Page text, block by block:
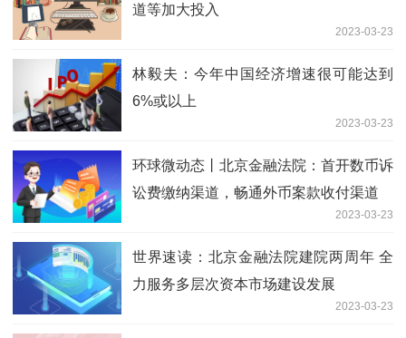
道等加大投入
2023-03-23
林毅夫：今年中国经济增速很可能达到
6%或以上
2023-03-23
环球微动态丨北京金融法院：首开数币诉
讼费缴纳渠道，畅通外币案款收付渠道
2023-03-23
世界速读：北京金融法院建院两周年 全
力服务多层次资本市场建设发展
2023-03-23